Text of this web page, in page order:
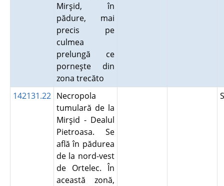
Mirşid, în
pădure, mai
precis pe
culmea
prelungă ce
porneşte din
zona trecăto
142131.22 Necropola
tumulară de la
Mirşid - Dealul
Pietroasa. Se
află în pădurea
de la nord-vest
de Ortelec. În
această zonă,